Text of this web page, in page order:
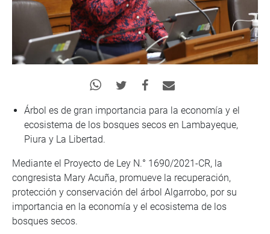
Árbol es de gran importancia para la economía y el
ecosistema de los bosques secos en Lambayeque,
Piura y La Libertad.
Mediante el Proyecto de Ley N.° 1690/2021-CR, la
congresista Mary Acuña, promueve la recuperación,
protección y conservación del árbol Algarrobo, por su
importancia en la economía y el ecosistema de los
bosques secos.